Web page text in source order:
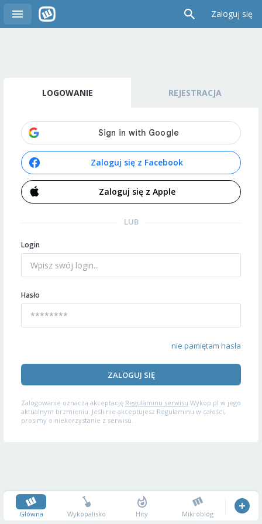
Zaloguj się
LOGOWANIE REJESTRACJA
Zaloguj się z Facebook
Zaloguj się z Apple
LUB
Login
Hasło
nie pamiętam hasła
ZALOGUJ SIĘ
Zalogowanie oznacza akceptację Regulaminu serwisu Wykop.pl w jego
aktualnym brzmieniu. Jeśli nie akceptujesz Regulaminu w całości,
prosimy o niekorzystanie z serwisu.
Główna Wykopalisko Hity Mikroblog